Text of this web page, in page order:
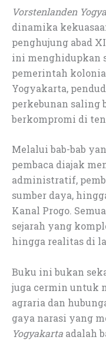
Vorstenlanden
dinamika
penghujung abad
ini menghidupkan
pemerintah
Yogyakarta,
perkebunan saling
berkompromi di
Melalui bab-bab
pembaca diajak
administratif,
sumber daya,
Kanal Progo.
sejarah yang
hingga realitas di
Buku ini bukan
juga cermin untuk
agraria dan
gaya narasi yang
Yogyakarta adalah